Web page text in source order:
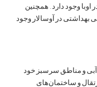
همچنین
آوسالار وجود
سرسبز خود